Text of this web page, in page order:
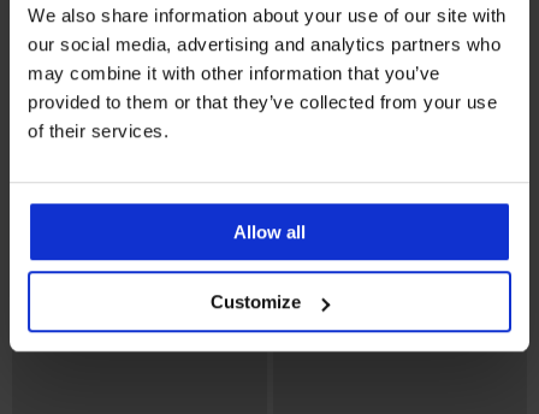
We also share information about your use of our site with
our social media, advertising and analytics partners who
may combine it with other information that you’ve
provided to them or that they’ve collected from your use
of their services.
Allow all
Customize
4,7
Σουτιέν Maia 4D λείανσης
44,99 €
Σουτιέν Spacer Flexicup Dotted
Mesh II
40,99 €